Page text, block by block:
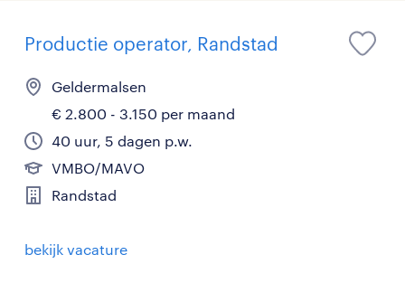
Productie operator, Randstad
Geldermalsen
€ 2.800 - 3.150 per maand
40 uur, 5 dagen p.w.
VMBO/MAVO
Randstad
bekijk vacature